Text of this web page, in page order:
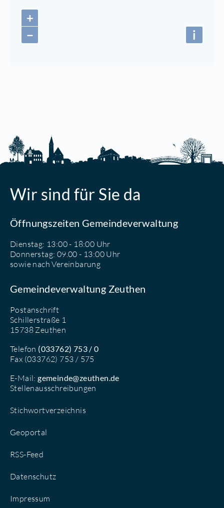
+
−
i
Wir sind für Sie da
Öffnungszeiten Gemeindeverwaltung
Dienstag: 13:00 - 18:00 Uhr
Donnerstag: 09.00 - 13:00 Uhr
sowie nach Vereinbarung
Gemeindeverwaltung Zeuthen
Postanschrift
Schillerstraße 1
15738 Zeuthen
Telefon (033762) 753 / 0
Fax (033762) 753 / 575
E-Mail:gemeinde@zeuthen.de
Stellenausschreibungen
Stichwortverzeichnis
Geoportal
RSS-Feed
Datenschutz
Impressum